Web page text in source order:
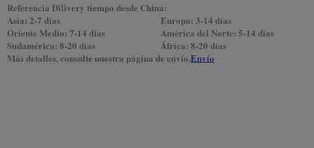
Referencia Dilivery tiempo desde China:
Asia: 2-7 días
Europa: 3-14 días
Oriente Medio: 7-14 días
América del Norte: 5-14 días
Sudamérica: 8-20 días
África: 8-20 días
Más detalles, consulte nuestra página de envío.Envío